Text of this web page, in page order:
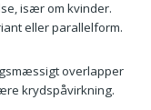
især om kvinder.
eller parallelform.
overlapper
krydspåvirkning.